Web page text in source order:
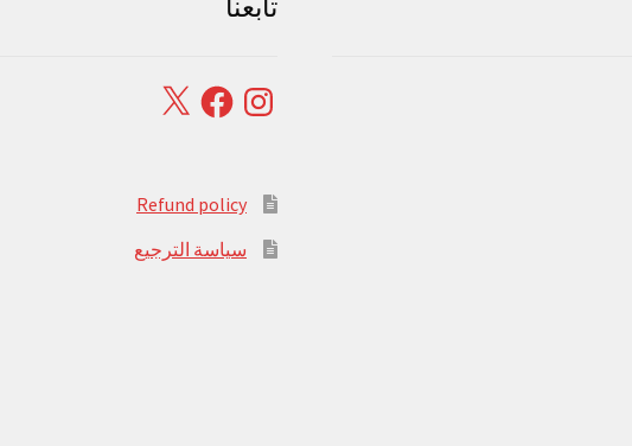
تابعنا
Instagram
Facebook
X
Refund policy
سياسة الترجيع